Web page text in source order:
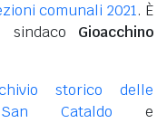
comunali 2021. È
Gioacchino
storico delle
Cataldo e